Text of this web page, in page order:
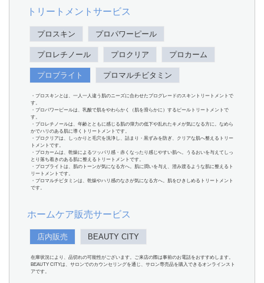
トリートメントサービス
プロスキン プロパワーピール
プロレチノール プロクリア プロカーム
プロブライト プロマルチビタミン
・プロスキンとは、一人一人違う肌のニーズに合わせたプログレードのスキントリートメントで
す。
・プロパワーピールは、乳酸で肌をやわらかく（肌を滑らかに）するピールトリートメントで
す。
・プロレチノールは、年齢とともに感じる肌の弾力の低下や乱れたキメが気になる方に。なめら
かでハリのある肌に導くトリートメントです。
・プロクリアは、しっかりと毛穴を洗浄し、詰まり・黒ずみを防ぎ、クリアな肌へ整えるトリー
トメントです。
・プロカームは、乾燥によるツッパリ感・赤くなったり感じやすい肌へ。うるおいを与えてしっ
とり落ち着きのある肌に整えるトリートメントです。
・プロブライトは、肌のトーンが気になる方へ。肌に潤いを与え、澄み渡るような肌に整えるト
リートメントです。
・プロマルチビタミンは、乾燥やハリ感のなさが気になる方へ。肌をひきしめるトリートメント
です。
ホームケア販売サービス
店内販売 BEAUTY CITY
在庫状況により、品切れの可能性がございます。ご来店の際は事前のお電話をおすすめします。
BEAUTY CITYは、サロンでのカウンセリングを通じ、サロン専売品を購入できるオンラインスト
アです。